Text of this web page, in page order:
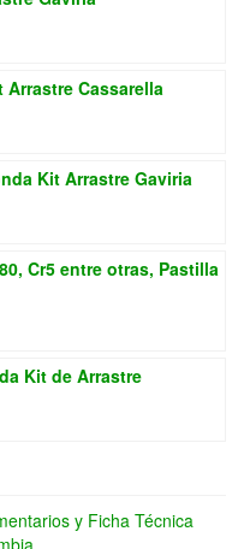
Arrastre Cassarella
Kit Arrastre Gaviria
Cr5 entre otras, Pastilla
Kit de Arrastre
y Ficha Técnica